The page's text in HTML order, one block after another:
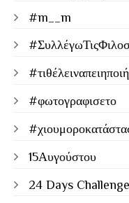
#m__m
#φωτογραφισετο
15Αυγούστου
24 Days Challenge